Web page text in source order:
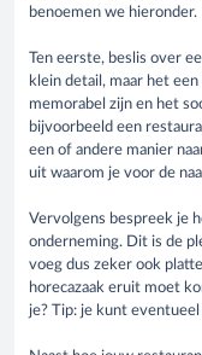
benoemen we hieronder.
Ten eerste, beslis over
klein detail, maar het
memorabel zijn en het
bijvoorbeeld een
een of andere manier
uit waarom je voor de
Vervolgens bespreek je
onderneming. Dit is de
voeg dus zeker ook
horecazaak eruit moet
je? Tip: je kunt